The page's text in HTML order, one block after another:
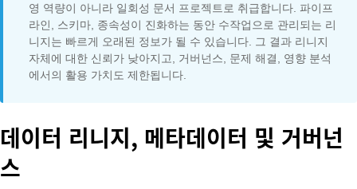
영 역량이 아니라 일회성 문서 프로젝트로 취급합니다. 파이프
라인, 스키마, 종속성이 진화하는 동안 수작업으로 관리되는 리
니지는 빠르게 오래된 정보가 될 수 있습니다. 그 결과 리니지
자체에 대한 신뢰가 낮아지고, 거버넌스, 문제 해결, 영향 분석
에서의 활용 가치도 제한됩니다.
데이터 리니지, 메타데이터 및 거버넌
스